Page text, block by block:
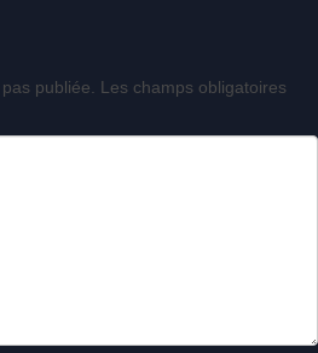
publiée.
Les champs obligatoires